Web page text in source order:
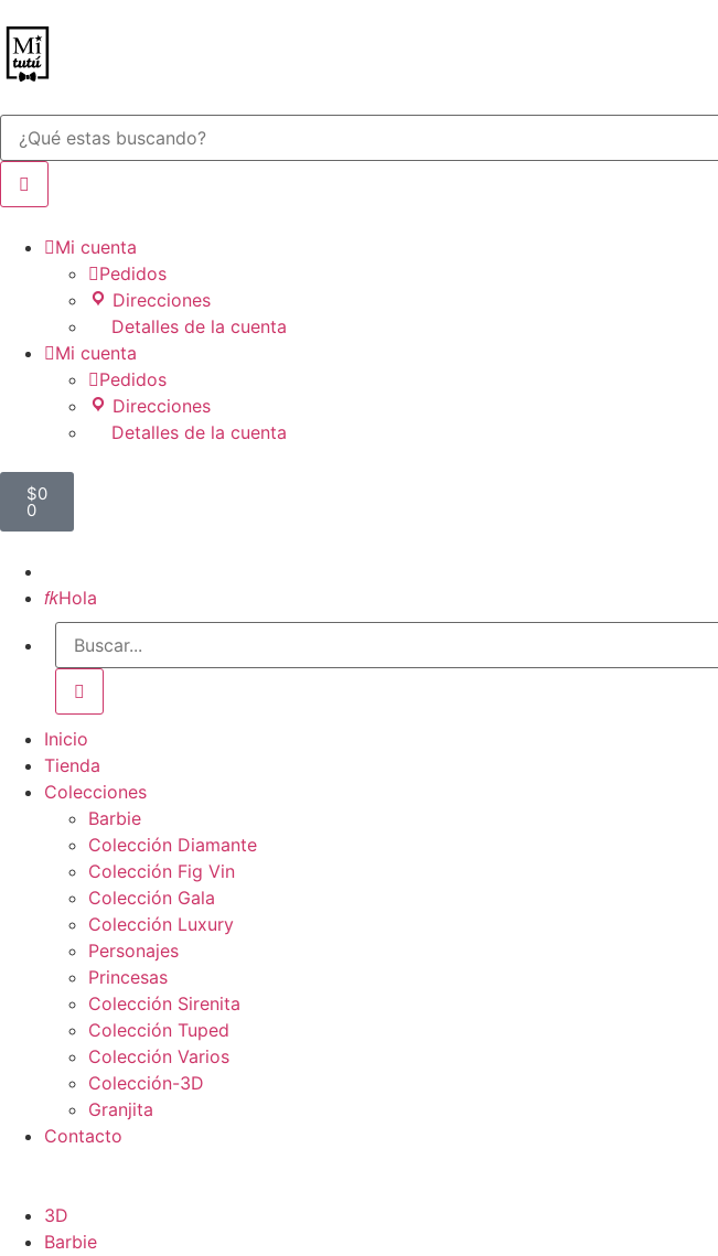
Mi cuenta
Pedidos
Direcciones
Detalles de la cuenta
Mi cuenta
Pedidos
Direcciones
Detalles de la cuenta
$0
0
Hola
Inicio
Tienda
Colecciones
Barbie
Colección Diamante
Colección Fig Vin
Colección Gala
Colección Luxury
Personajes
Princesas
Colección Sirenita
Colección Tuped
Colección Varios
Colección-3D
Granjita
Contacto
3D
Barbie